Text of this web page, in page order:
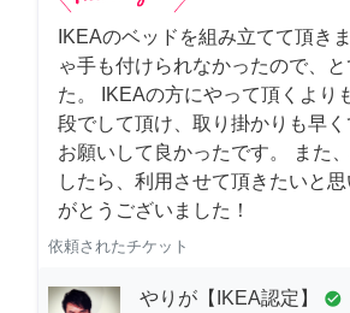
IKEAのベッドを組み立てて頂き
ゃ手も付けられなかったので、
た。 IKEAの方にやって頂くより
段でして頂け、取り掛かりも早
お願いして良かったです。 また
したら、利用させて頂きたいと思
がとうございました！
依頼されたチケット
やりが【IKEA認定】 check_circle